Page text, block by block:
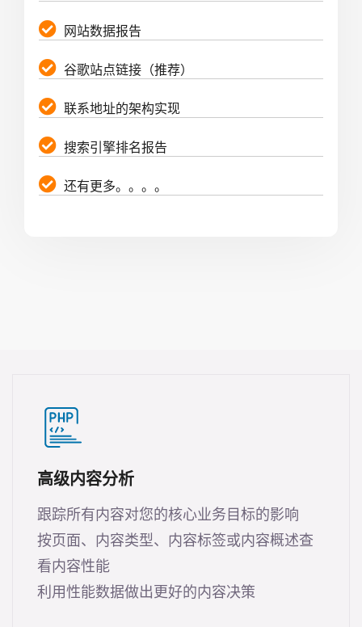
网站数据报告
谷歌站点链接（推荐）
联系地址的架构实现
搜索引擎排名报告
还有更多。。。。
高级内容分析
跟踪所有内容对您的核心业务目标的影响
按页面、内容类型、内容标签或内容概述查
看内容性能
利用性能数据做出更好的内容决策